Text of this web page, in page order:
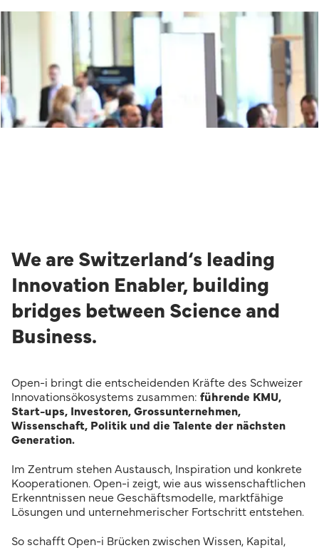
We are Switzerland‘s leading
Innovation Enabler, building
bridges between Science and
Business.
Open-i bringt die entscheidenden Kräfte des Schweizer
Innovationsökosystems zusammen: führende KMU,
Start-ups, Investoren, Grossunternehmen,
Wissenschaft, Politik und die Talente der nächsten
Generation.
Im Zentrum stehen Austausch, Inspiration und konkrete
Kooperationen. Open-i zeigt, wie aus wissenschaftlichen
Erkenntnissen neue Geschäftsmodelle, marktfähige
Lösungen und unternehmerischer Fortschritt entstehen.
So schafft Open-i Brücken zwischen Wissen, Kapital,